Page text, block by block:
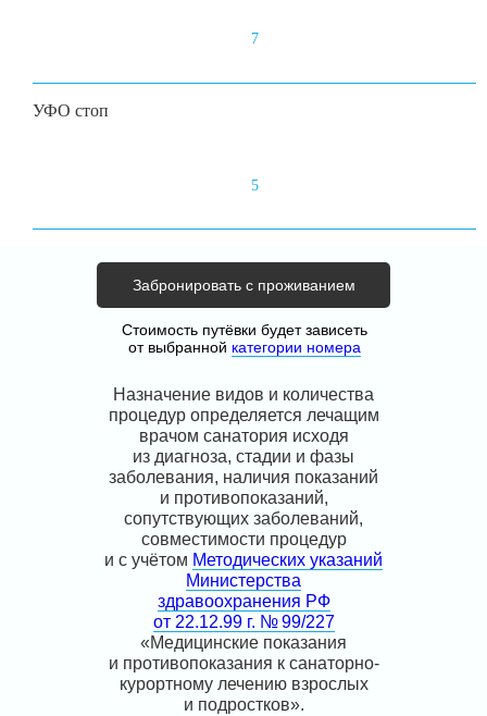
7
УФО стоп
5
Забронировать с проживанием
Стоимость путёвки будет зависеть
от выбранной категории номера
Назначение видов и количества
процедур определяется лечащим
врачом санатория исходя
из диагноза, стадии и фазы
заболевания, наличия показаний
и противопоказаний,
сопутствующих заболеваний,
совместимости процедур
и с учётом Методических указаний
Министерства
здравоохранения РФ
от 22.12.99 г. № 99/227
«Медицинские показания
и противопоказания к санаторно-
курортному лечению взрослых
и подростков».